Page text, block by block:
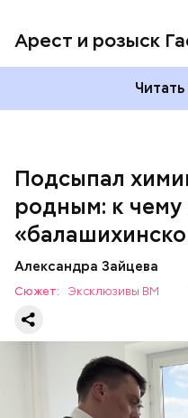
Арест и розыск
Подсыпал
родным: к чему
Александра Зайцева
Сюжет: Эксклюзивы ВМ
Play
Video
Началось
Также отравленную